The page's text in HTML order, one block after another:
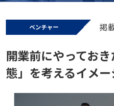
ベンチャー 掲
開業前にやってお
態」を考えるイメ